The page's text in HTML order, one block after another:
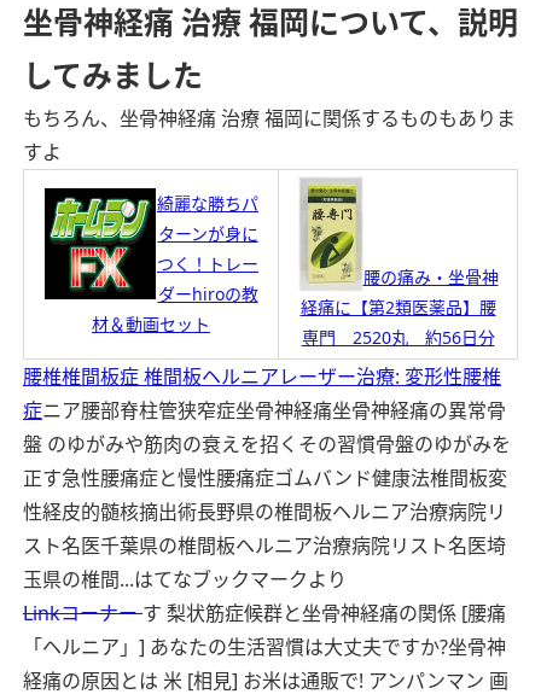
坐骨神経痛 治療 福岡について、説明
してみました
もちろん、坐骨神経痛 治療 福岡に関係するものもありま
すよ
綺麗な勝ちパ
ターンが身に
つく！トレー
ダーhiroの教
材＆動画セット
腰の痛み・坐骨神
経痛に【第2類医薬品】腰
専門 2520丸 約56日分
腰椎椎間板症 椎間板ヘルニアレーザー治療: 変形性腰椎
症ニア腰部脊柱管狭窄症坐骨神経痛坐骨神経痛の異常骨
盤 のゆがみや筋肉の衰えを招くその習慣骨盤のゆがみを
正す急性腰痛症と慢性腰痛症ゴムバンド健康法椎間板変
性経皮的髄核摘出術長野県の椎間板ヘルニア治療病院リ
スト名医千葉県の椎間板ヘルニア治療病院リスト名医埼
玉県の椎間...はてなブックマークより
Linkコーナー す 梨状筋症候群と坐骨神経痛の関係 [腰痛
「ヘルニア」] あなたの生活習慣は大丈夫ですか?坐骨神
経痛の原因とは 米 [相見] お米は通販で! アンパンマン 画